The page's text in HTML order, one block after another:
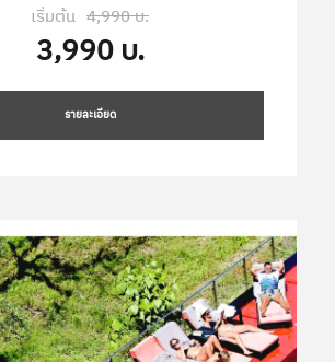
เริ่มต้น 4,990 บ.
3,990 บ.
รายละเอียด